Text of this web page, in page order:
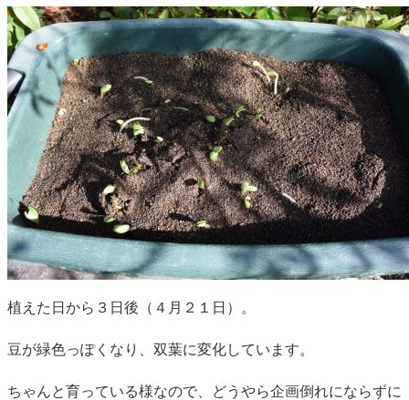
植えた日から３日後（４月２１日）。
豆が緑色っぽくなり、双葉に変化しています。
ちゃんと育っている様なので、どうやら企画倒れにならずに